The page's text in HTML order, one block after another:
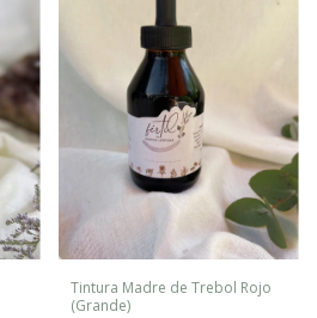
Tintura Madre de Trebol Rojo
(Grande)